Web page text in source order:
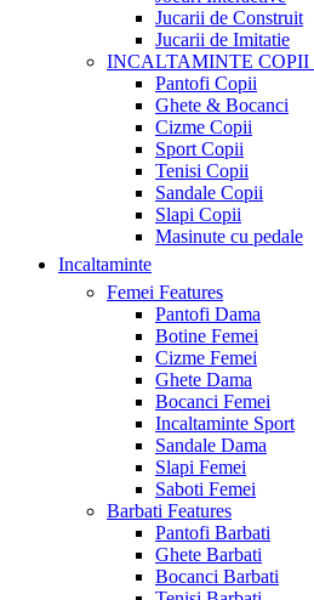
Jucarii de Construit
Jucarii de Imitatie
INCALTAMINTE COPII
Pantofi Copii
Ghete & Bocanci
Cizme Copii
Sport Copii
Tenisi Copii
Sandale Copii
Slapi Copii
Masinute cu pedale
Incaltaminte
Femei Features
Pantofi Dama
Botine Femei
Cizme Femei
Ghete Dama
Bocanci Femei
Incaltaminte Sport
Sandale Dama
Slapi Femei
Saboti Femei
Barbati Features
Pantofi Barbati
Ghete Barbati
Bocanci Barbati